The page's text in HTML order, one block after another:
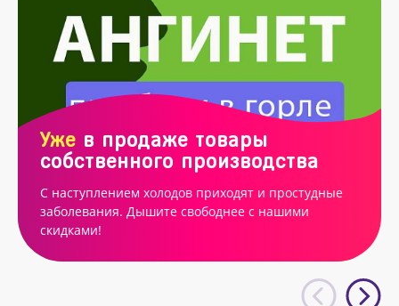
Уже в продаже товары
собственного производства
С наступлением холодов приходят и простудные
заболевания. Дышите свободнее с нашими
скидками!